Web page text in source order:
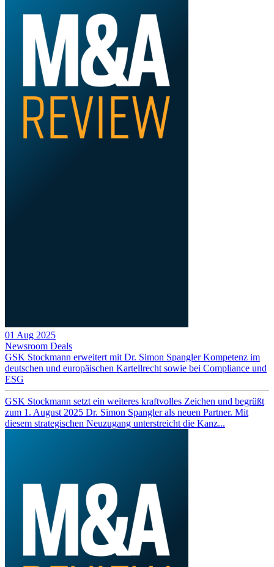
01 Aug 2025
Newsroom Deals
GSK Stockmann erweitert mit Dr. Simon Spangler Kompetenz im
deutschen und europäischen Kartellrecht sowie bei Compliance und
ESG
GSK Stockmann setzt ein weiteres kraftvolles Zeichen und begrüßt
zum 1. August 2025 Dr. Simon Spangler als neuen Partner. Mit
diesem strategischen Neuzugang unterstreicht die Kanz...